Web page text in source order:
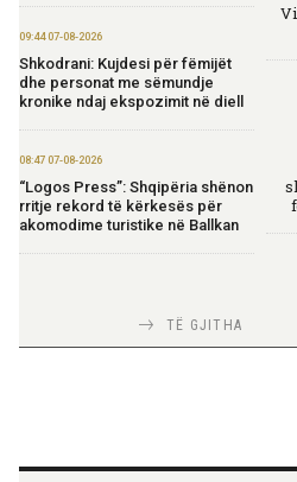
09:44 07-08-2026
Shkodrani: Kujdesi për fëmijët
dhe personat me sëmundje
kronike ndaj ekspozimit në diell
08:47 07-08-2026
“Logos Press”: Shqipëria shënon
rritje rekord të kërkesës për
akomodime turistike në Ballkan
platformën e re elektronike të
prokurimeve
zhvillimit ekonomik të vendit
TË GJITHA